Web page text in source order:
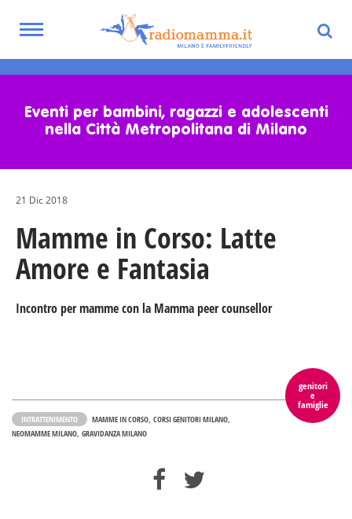
content
Toggle
Eventi per bambini, ragazzi e adolescenti
nella Città Metropolitana di Milano
21 Dic 2018
Mamme in Corso: Latte
Amore e Fantasia
Incontro per mamme con la Mamma peer counsellor
genitori
e
famiglie
INTRATTENIMENTO MAMME IN CORSO CORSI GENITORI MILANO
NEOMAMME MILANO GRAVIDANZA MILANO